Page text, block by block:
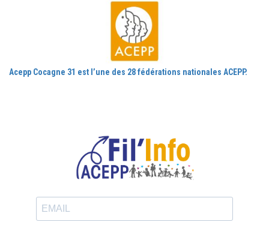
Acepp Cocagne 31 est l’une des 28 fédérations nationales ACEPP.